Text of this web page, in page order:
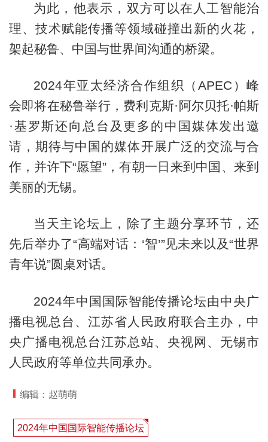
为此，他表示，双方可以在人工智能治
理、技术赋能传播等领域碰撞出新的火花，
架起秘鲁、中国与世界间沟通的桥梁。
2024年亚太经济合作组织（APEC）峰
会即将在秘鲁举行，费利克斯·阿尔贝托·帕斯
·基罗斯还向总台及更多的中国媒体发出邀
请，期待与中国的媒体开展广泛的交流与合
作，并许下“愿望”，有朝一日来到中国、来到
美丽的无锡。
当天主论坛上，除了主题分享环节，还
先后举办了“高端对话：‘智’”见未来以及“世界
青年说”圆桌对话。
2024年中国国际智能传播论坛由中央广
播电视总台、江苏省人民政府联合主办，中
央广播电视总台江苏总站、央视网、无锡市
人民政府等单位共同承办。
编辑：赵萌萌
2024年中国国际智能传播论坛